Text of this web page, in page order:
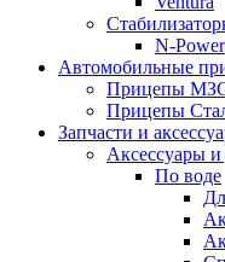
N-Power
Автомобильные
Прицепы
Прицепы
Запчасти и
Аксессуары
По воде